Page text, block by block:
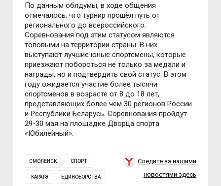
По данным облдумы, в ходе общения
отмечалось, что турнир прошёл путь от
регионального до всероссийского.
Соревнования под этим статусом являются
топовыми на территории страны. В них
выступают лучшие юные спортсмены, которые
приезжают побороться не только за медали и
награды, но и подтвердить свой статус. В этом
году ожидается участие более тысячи
спортсменов в возрасте от 8 до 18 лет,
представляющих более чем 30 регионов России
и Республики Беларусь. Соревнования пройдут
29-30 мая на площадке Дворца спорта
«Юбилейный».
СМОЛЕНСК СПОРТ
КАРАТЭ ЕДИНОБОРСТВА
Следите за нашими
новостями здесь